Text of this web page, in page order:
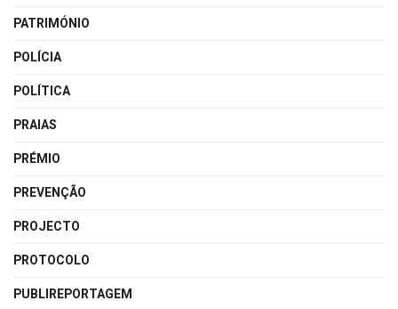
PATRIMÓNIO
POLÍCIA
POLÍTICA
PRAIAS
PRÉMIO
PREVENÇÃO
PROJECTO
PROTOCOLO
PUBLIREPORTAGEM